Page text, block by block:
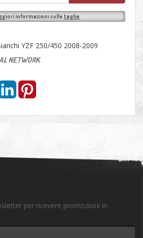
informazioni sulle taglie
YZF 250/450 2008-2009
NETWORK
per ricevere promozioni in